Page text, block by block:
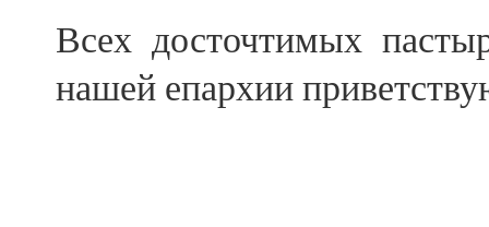
Всех досточтимых
нашей епархии